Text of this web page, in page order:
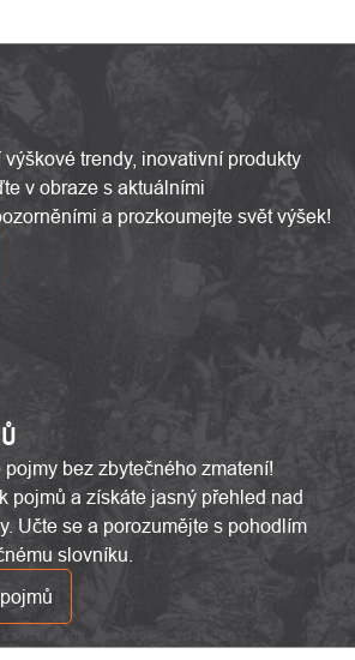
trendy, inovativní produkty
v obraze s aktuálními
a prozkoumejte svět výšek!
bez zbytečného zmatení!
pojmů a získáte jasný přehled nad
Učte se a porozumějte s pohodlím
slovníku.